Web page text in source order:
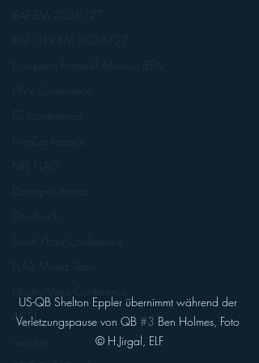
IFAF-EM 2026/27
IFAF U19-EM 2026/27
European Football Alliance (EFA)
NW Conference
ES Conference
InterConference
NFL FLAG
Datenpol Arena
Dornbach
South/East Conference
FLA3 Mixed Team
North/West Conference
ACSL
oeticket
US-QB Shelton Eppler übernimmt während der
Verletzungspause von QB #3 Ben Holmes, Foto
© H.Jirgal, ELF